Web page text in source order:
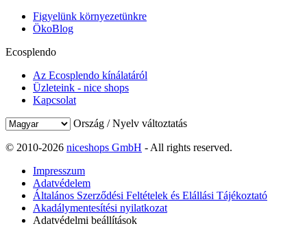
Figyelünk környezetünkre
ÖkoBlog
Ecosplendo
Az Ecosplendo kínálatáról
Üzleteink - nice shops
Kapcsolat
Ország / Nyelv változtatás
© 2010-2026 niceshops GmbH - All rights reserved.
Impresszum
Adatvédelem
Általános Szerződési Feltételek és Elállási Tájékoztató
Akadálymentesítési nyilatkozat
Adatvédelmi beállítások